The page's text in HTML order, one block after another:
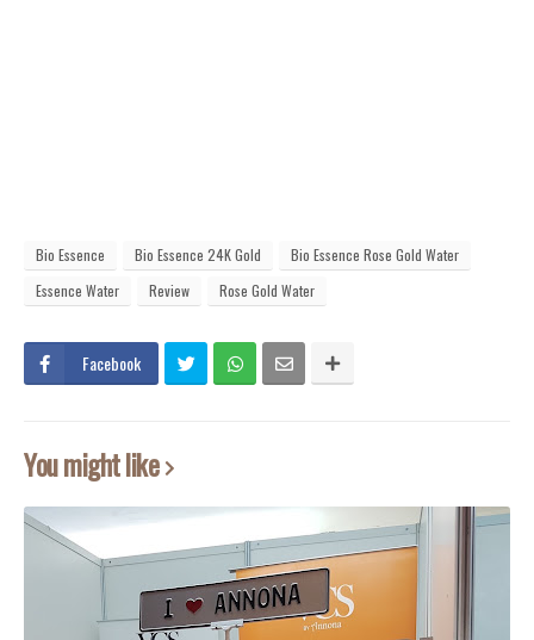
Bio Essence Bio Essence 24K Gold
Bio Essence Rose Gold Water
Essence Water
Review Rose Gold Water
Facebook
You might like